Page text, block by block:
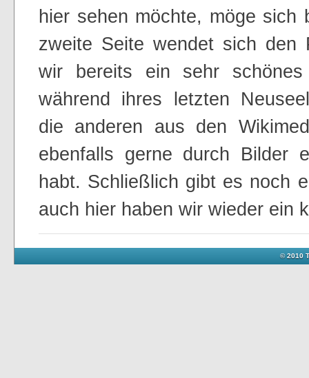
hier sehen möchte, möge sich
zweite Seite wendet sich den
wir bereits ein sehr
während ihres letzten
die anderen aus den
ebenfalls gerne durch Bilder
habt. Schließlich gibt es noch
auch hier haben wir wieder ein
© 2010